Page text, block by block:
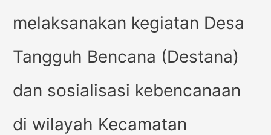
melaksanakan kegiatan Desa
Tangguh Bencana (Destana)
dan sosialisasi kebencanaan
di wilayah Kecamatan